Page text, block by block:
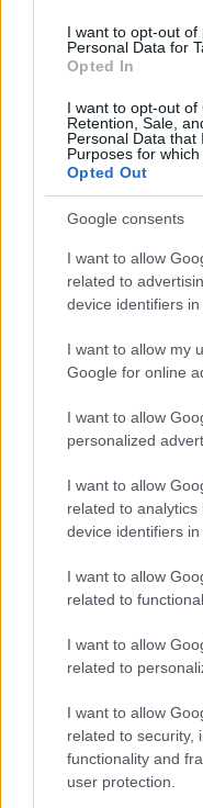
I want to opt-out of
Personal Data for
Opted In
I want to opt-out of
Retention, Sale,
Personal Data that
Purposes for which
Opted Out
Google consents
I want to allow
related to
device identifiers in
I want to allow my
Google for online
I want to allow
personalized
I want to allow
related to
device identifiers in
I want to allow
related to
I want to allow
related to
I want to allow
related to security,
functionality and
user protection.
Lavoro digitale: il
proteggere i
Andrea Innocenti · 3 Ago 2026
PIÙ LETTI
C’è posta per te,
anticipazioni
Controlli nel
allarmanti su
La candidatura di
Cultura 2029
Autorità di Bacino
Anac: boom di